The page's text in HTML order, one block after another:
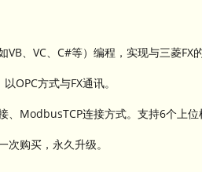
、VC、C#等）编程，实现与三菱FX
OPC方式与FX通讯。
ModbusTCP连接方式。支持6个上位
购买，永久升级。